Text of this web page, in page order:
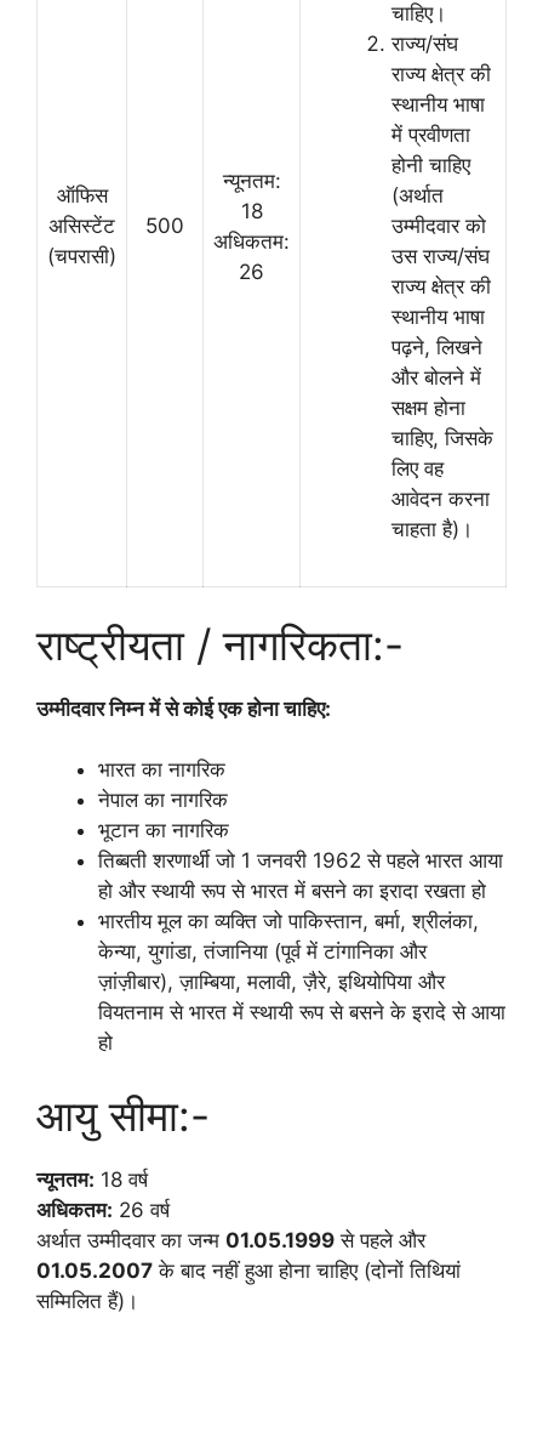
ऑफिस
असिस्टेंट
(चपरासी)
500
न्यूनतम:
18
अधिकतम:
26
चाहिए।
राज्य/संघ
राज्य क्षेत्र की
स्थानीय भाषा
में प्रवीणता
होनी चाहिए
(अर्थात
उम्मीदवार को
उस राज्य/संघ
राज्य क्षेत्र की
स्थानीय भाषा
पढ़ने, लिखने
और बोलने में
सक्षम होना
चाहिए, जिसके
लिए वह
आवेदन करना
चाहता है)।
राष्ट्रीयता / नागरिकता:-
उम्मीदवार निम्न में से कोई एक होना चाहिए:
भारत का नागरिक
नेपाल का नागरिक
भूटान का नागरिक
तिब्बती शरणार्थी जो 1 जनवरी 1962 से पहले भारत आया
हो और स्थायी रूप से भारत में बसने का इरादा रखता हो
भारतीय मूल का व्यक्ति जो पाकिस्तान, बर्मा, श्रीलंका,
केन्या, युगांडा, तंजानिया (पूर्व में टांगानिका और
ज़ांज़ीबार), ज़ाम्बिया, मलावी, ज़ैरे, इथियोपिया और
वियतनाम से भारत में स्थायी रूप से बसने के इरादे से आया
हो
आयु सीमा:-
न्यूनतम: 18 वर्ष
अधिकतम: 26 वर्ष
अर्थात उम्मीदवार का जन्म 01.05.1999 से पहले और
01.05.2007 के बाद नहीं हुआ होना चाहिए (दोनों तिथियां
सम्मिलित हैं)।